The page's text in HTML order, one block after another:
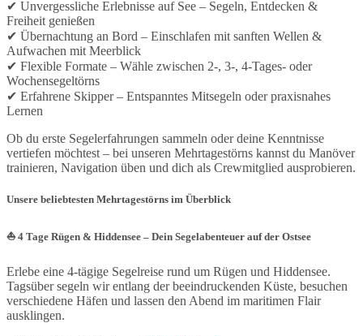
✔ Unvergessliche Erlebnisse auf See – Segeln, Entdecken &
Freiheit genießen
✔ Übernachtung an Bord – Einschlafen mit sanften Wellen &
Aufwachen mit Meerblick
✔ Flexible Formate – Wähle zwischen 2-, 3-, 4-Tages- oder
Wochensegeltörns
✔ Erfahrene Skipper – Entspanntes Mitsegeln oder praxisnahes
Lernen
Ob du erste Segelerfahrungen sammeln oder deine Kenntnisse
vertiefen möchtest – bei unseren Mehrtagestörns kannst du Manöver
trainieren, Navigation üben und dich als Crewmitglied ausprobieren.
Unsere beliebtesten Mehrtagestörns im Überblick
⛵ 4 Tage Rügen & Hiddensee – Dein Segelabenteuer auf der Ostsee
Erlebe eine 4-tägige Segelreise rund um Rügen und Hiddensee.
Tagsüber segeln wir entlang der beeindruckenden Küste, besuchen
verschiedene Häfen und lassen den Abend im maritimen Flair
ausklingen.